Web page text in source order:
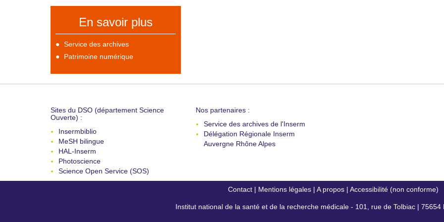
En savoir plus
Service des archives
Patrimoine numérique
Sites du DSO (département Science
Ouverte) :
Insermbiblio
MeSH bilingue
HAL-Inserm
Photoscience
Science Open Service (SOS)
Nos partenaires :
Service des archives de l'Inserm
Délégation Régionale Inserm
Auvergne Rhône Alpes
Contact| Mentions légales| A propos| Accessibilité (non conforme)
Institut national de la santé et de la recherche médicale - 101, rue de Tolbiac | 75654